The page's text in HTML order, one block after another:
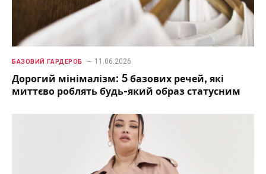
БАЗОВИЙ ГАРДЕРОБ 11.06.2026
Дорогий мінімалізм: 5 базових речей, які
миттєво роблять будь-який образ статусним